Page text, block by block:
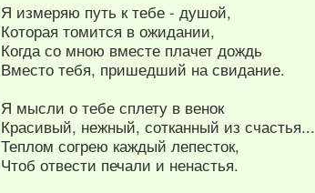
Я измеряю путь к тебе - душой,
Которая томится в ожидании,
Когда со мною вместе плачет дождь
Вместо тебя, пришедший на свидание.
Я мысли о тебе сплету в венок
Красивый, нежный, сотканный из счастья...
Теплом согрею каждый лепесток,
Чтоб отвести печали и ненастья.